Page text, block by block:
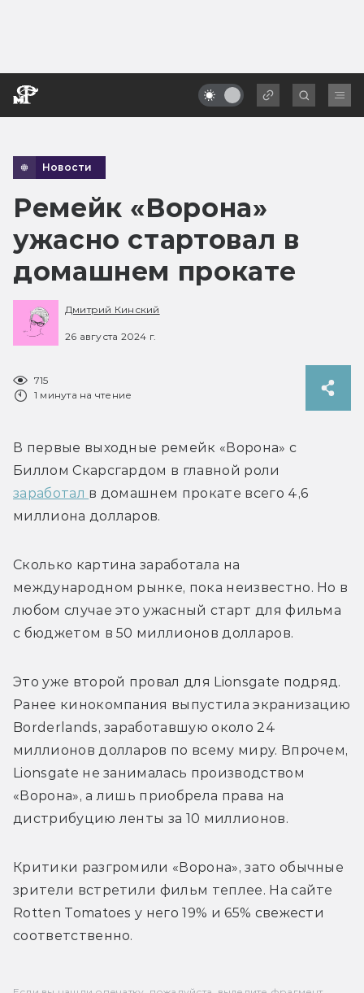
Новости
Ремейк «Ворона»
ужасно стартовал в
домашнем прокате
Дмитрий Кинский
26 августа 2024 г.
715
1 минута на чтение
В первые выходные ремейк «Ворона» с
заработал в домашнем прокате всего 4,6
миллиона долларов.
Сколько картина заработала на
международном рынке, пока неизвестно. Но в
любом случае это ужасный старт для фильма
с бюджетом в 50 миллионов долларов.
Это уже второй провал для Lionsgate подряд.
Ранее кинокомпания выпустила экранизацию
Borderlands, заработавшую около 24
миллионов долларов по всему миру. Впрочем,
Lionsgate не занималась производством
«Ворона», а лишь приобрела права на
дистрибуцию ленты за 10 миллионов.
Критики разгромили «Ворона», зато обычные
зрители встретили фильм теплее. На сайте
Rotten Tomatoes у него 19% и 65% свежести
соответственно.